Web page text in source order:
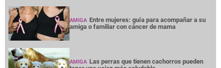
AMIGA Entre mujeres: guía para acompañar a su
amiga o familiar con cáncer de mama
AMIGA Las perras que tienen cachorros pueden